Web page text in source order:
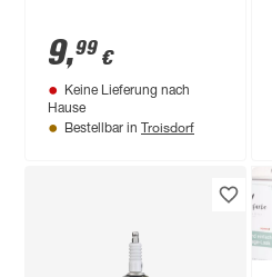
9,99 €
Keine Lieferung nach
Hause
Bestellbar in Troisdorf